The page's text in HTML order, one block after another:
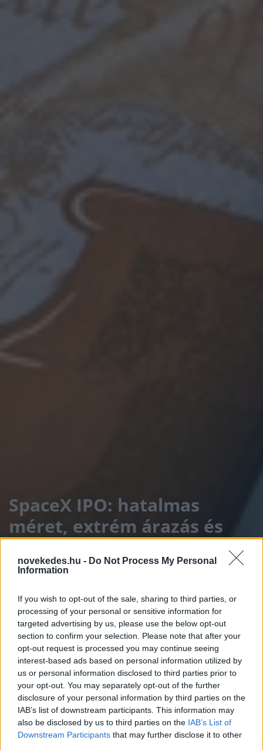
novekedes.hu - Do Not Process My Personal
Information
If you wish to opt-out of the sale, sharing to third parties, or
processing of your personal or sensitive information for
targeted advertising by us, please use the below opt-out
section to confirm your selection. Please note that after your
opt-out request is processed you may continue seeing
interest-based ads based on personal information utilized by
us or personal information disclosed to third parties prior to
your opt-out. You may separately opt-out of the further
disclosure of your personal information by third parties on the
IAB’s list of downstream participants. This information may
also be disclosed by us to third parties on the IAB’s List of
Downstream Participants that may further disclose it to other
SpaceX IPO: hatalmas
méret, extrém árazás és
egy történelmi ígéret
BEFEKTETÉS 2026. JÚN. 9.
A SpaceX tőzsdei bevezetése minden
szempontból kilóg a megszokott IPO-k
közül. Nem pusztán a mérete miatt – a
tervezett, mintegy 75 milliárd dolláros
tőkebevonás önmagában is rekord –, hanem